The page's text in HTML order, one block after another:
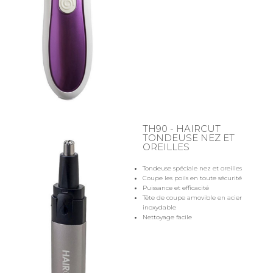
TH90 - HAIRCUT
TONDEUSE NEZ ET
OREILLES
Tondeuse spéciale nez et oreilles
Coupe les poils en toute sécurité
Puissance et efficacité
Tête de coupe amovible en acier
inoxydable
Nettoyage facile